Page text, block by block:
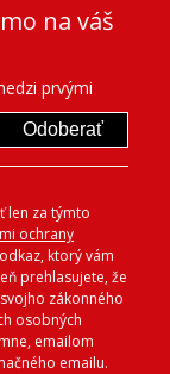
na váš
prvými
Odoberať
len za týmto
ochrany
ktorý vám
prehlasujete, že
zákonného
osobných
emailom
emailu.